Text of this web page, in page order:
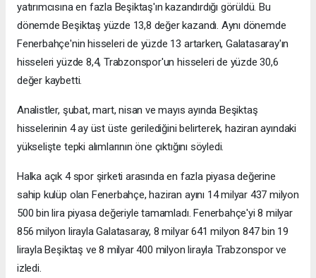
yatırımcısına en fazla Beşiktaş'ın kazandırdığı görüldü. Bu
dönemde Beşiktaş yüzde 13,8 değer kazandı. Aynı dönemde
Fenerbahçe'nin hisseleri de yüzde 13 artarken, Galatasaray'ın
hisseleri yüzde 8,4, Trabzonspor'un hisseleri de yüzde 30,6
değer kaybetti.
Analistler, şubat, mart, nisan ve mayıs ayında Beşiktaş
hisselerinin 4 ay üst üste gerilediğini belirterek, haziran ayındaki
yükselişte tepki alımlarının öne çıktığını söyledi.
Halka açık 4 spor şirketi arasında en fazla piyasa değerine
sahip kulüp olan Fenerbahçe, haziran ayını 14 milyar 437 milyon
500 bin lira piyasa değeriyle tamamladı. Fenerbahçe'yi 8 milyar
856 milyon lirayla Galatasaray, 8 milyar 641 milyon 847 bin 19
lirayla Beşiktaş ve 8 milyar 400 milyon lirayla Trabzonspor ve
izledi.